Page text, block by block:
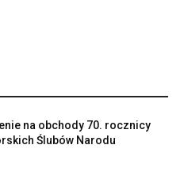
na obchody 70. rocznicy
Ślubów Narodu